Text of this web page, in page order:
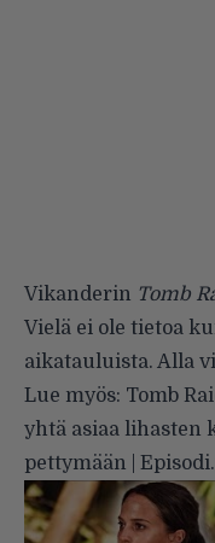
Vikanderin Tomb
Vielä ei ole tietoa
aikatauluista. Alla
Lue myös: Tomb
yhtä asiaa lihasten
pettymään |